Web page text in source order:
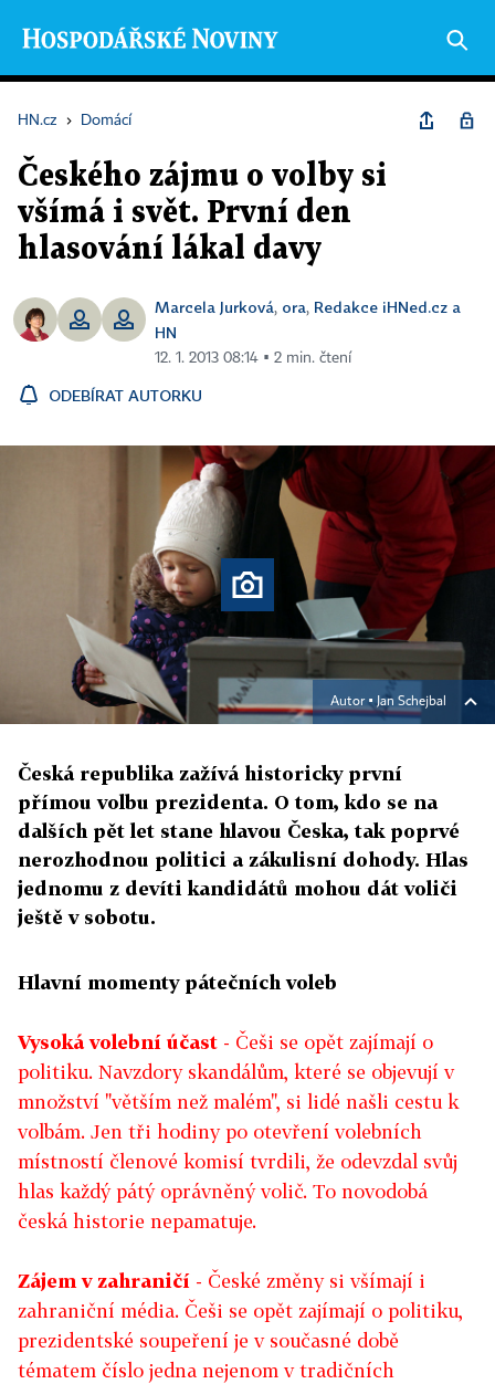
HN.cz › Domácí
Českého zájmu o volby si
všímá i svět. První den
hlasování lákal davy
Marcela Jurková, ora, Redakce iHNed.cz a
HN
12. 1. 2013 08:14 ▪ 2 min. čtení
ODEBÍRAT AUTORKU
Autor ▪Jan Schejbal
Česká republika zažívá historicky první
přímou volbu prezidenta. O tom, kdo se na
dalších pět let stane hlavou Česka, tak poprvé
nerozhodnou politici a zákulisní dohody. Hlas
jednomu z devíti kandidátů mohou dát voliči
ještě v sobotu.
Hlavní momenty pátečních voleb
Vysoká volební účast - Češi se opět zajímají o
politiku. Navzdory skandálům, které se objevují v
množství "větším než malém", si lidé našli cestu k
volbám. Jen tři hodiny po otevření volebních
místností členové komisí tvrdili, že odevzdal svůj
hlas každý pátý oprávněný volič. To novodobá
česká historie nepamatuje.
Zájem v zahraničí - České změny si všímají i
zahraniční média. Češi se opět zajímají o politiku,
prezidentské soupeření je v současné době
tématem číslo jedna nejenom v tradičních